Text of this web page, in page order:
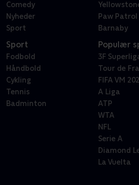
Comedy
Nyheder
Sport
Paw Patrol
Barnaby
Sport
Fodbold
Håndbold
Cykling
Tennis
Badminton
Populær
3F
Tour de
FIFA VM
A Liga
ATP
WTA
NFL
Serie A
Diamond
La Vuelta